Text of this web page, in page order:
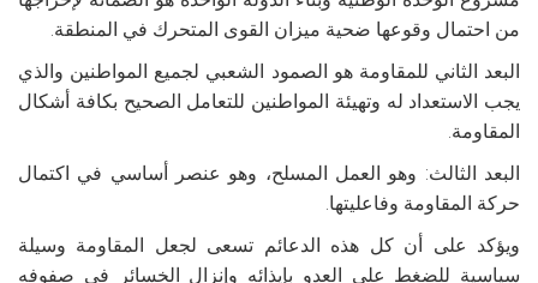
من احتمال وقوعها ضحية ميزان القوى المتحرك في المنطقة.
البعد الثاني للمقاومة هو الصمود الشعبي لجميع المواطنين والذي
يجب الاستعداد له وتهيئة المواطنين للتعامل الصحيح بكافة أشكال
المقاومة.
البعد الثالث: وهو العمل المسلح، وهو عنصر أساسي في اكتمال
حركة المقاومة وفاعليتها.
ويؤكد على أن كل هذه الدعائم تسعى لجعل المقاومة وسيلة
سياسية للضغط على العدو بإيذائه وإنزال الخسائر في صفوفه